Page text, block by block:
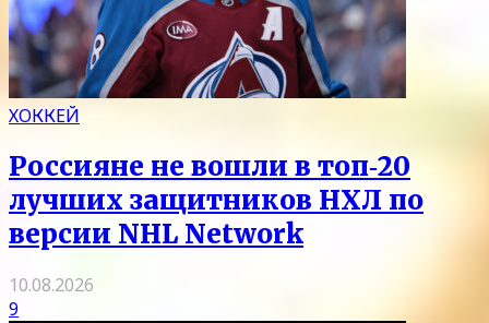
ХОККЕЙ
Россияне не вошли в топ‑20
лучших защитников НХЛ по
версии NHL Network
10.08.2026
9